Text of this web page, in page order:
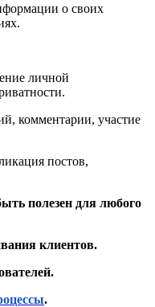
о своих
личной
комментарии, участие
постов,
полезен для любого
клиентов.
.